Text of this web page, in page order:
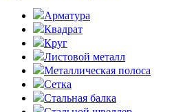
Арматура
Квадрат
Круг
Листовой металл
Металлическая полоса
Сетка
Стальная балка